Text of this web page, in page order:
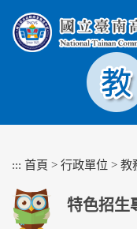
塊
::: 首頁 > 行政單位 > 教
特色招生